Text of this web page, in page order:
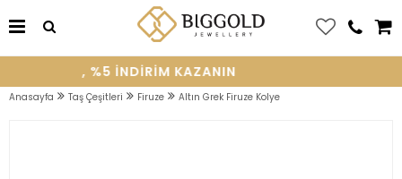
OLUN, %5 INDIRIM KAZANIN
Anasayfa Taş Çeşitleri Firuze Altın Grek Firuze Kolye